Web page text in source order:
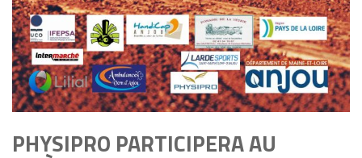
PHYSIPRO PARTICIPERA AU